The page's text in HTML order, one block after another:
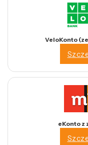
VeloKonto
eKonto z